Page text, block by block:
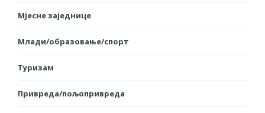
Мјесне заједнице
Млади/образовање/спорт
Туризам
Привреда/пољопривреда